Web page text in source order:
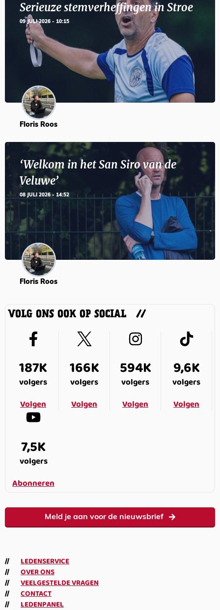
Serieuze stemverheffingen in Stroe
09 JULI 2026 - 10:15
Floris Roos
‘Welkom in het San Siro van de
Veluwe’
08 JULI 2026 - 14:52
Floris Roos
VOLG ONS OOK OP SOCIAL
187K
volgers
Volgen
166K
volgers
Volgen
594K
volgers
Volgen
9,6K
volgers
Volgen
7,5K
volgers
Abonneren
Meld je aan voor de nieuwsbrief
LEDENSERVICE
OVER ONS
VEELGESTELDE VRAGEN
CONTACT
LEDENPANEL